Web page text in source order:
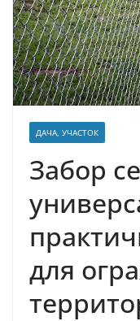
ДАЧА, УЧАСТОК
Забор
для